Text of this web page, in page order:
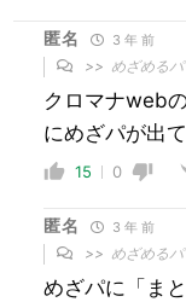
匿名 3 年 前
>> めざめる
クロマナweb
にめざパが出
15 0
匿名 3 年 前
>> めざめる
めざパに「ま